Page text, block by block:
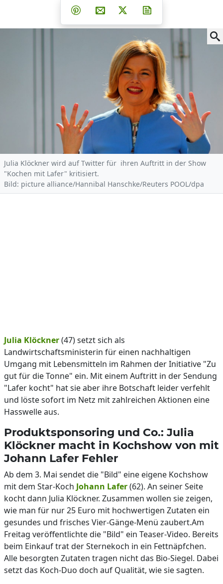
Teilen auf Facebook
Teilen auf Whatsapp
Teilen auf Telegram
Teilen auf Pinterest
Per E-Mail teilen
Post auf X
Julia Klöckner wird auf Twitter für ihren Auftritt in der Show
"Kochen mit Lafer" kritisiert.
Bild: picture alliance/Hannibal Hanschke/Reuters POOL/dpa
Julia Klöckner(47) setzt sich als
Landwirtschaftsministerin für einen nachhaltigen
Umgang mit Lebensmitteln im Rahmen der Initiative "Zu
gut für die Tonne" ein. Mit einem Auftritt in der Sendung
"Lafer kocht" hat sie aber ihre Botschaft leider verfehlt
und löste sofort im Netz mit zahlreichen Aktionen eine
Hasswelle aus.
Produktsponsoring und Co.: Julia
Klöckner macht in Kochshow von mit
Johann Lafer Fehler
Ab dem 3. Mai sendet die "Bild" eine eigene Kochshow
mit dem Star-Koch Johann Lafer(62). An seiner Seite
kocht dann Julia Klöckner. Zusammen wollen sie zeigen,
wie man für nur 25 Euro mit hochwertigen Zutaten ein
gesundes und frisches Vier-Gänge-Menü zaubert.Am
Freitag veröffentlichte die "Bild" ein Teaser-Video. Bereits
beim Einkauf trat der Sternekoch in ein Fettnäpfchen.
Alle besorgten Zutaten tragen nicht das Bio-Siegel. Dabei
setzt das Koch-Duo doch auf Qualität, wie sie sagten.